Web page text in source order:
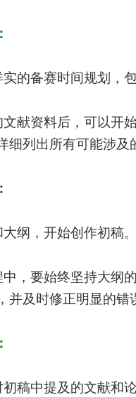
的备赛时间规划，
献资料后，可以开
细列出所有可能涉及
纲，开始创作初稿。
，要始终坚持大纲
并及时修正明显的错
稿中提及的文献和